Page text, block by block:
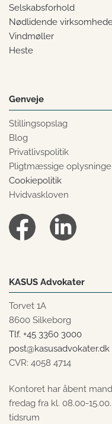
Selskabsforhold
Nødlidende
Vindmøller
Heste
Genveje
Stillingsopslag
Blog
Privatlivspolitik
Pligtmæssige
Cookiepolitik
Hvidvaskloven
KASUS Advokater
Torvet 1A
8600 Silkeborg
Tlf. +45 3360 3000
post@kasusadvokater.dk
CVR: 4058 4714
Kontoret har åbent
fredag fra kl. 08.00-
tidsrum